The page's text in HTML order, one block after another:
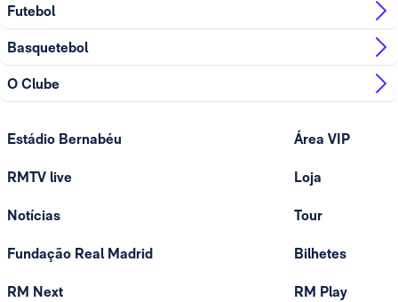
Futebol
Basquetebol
O Clube
Estádio Bernabéu
RMTV live
Notícias
Fundação Real Madrid
RM Next
Área VIP
Loja
Tour
Bilhetes
RM Play